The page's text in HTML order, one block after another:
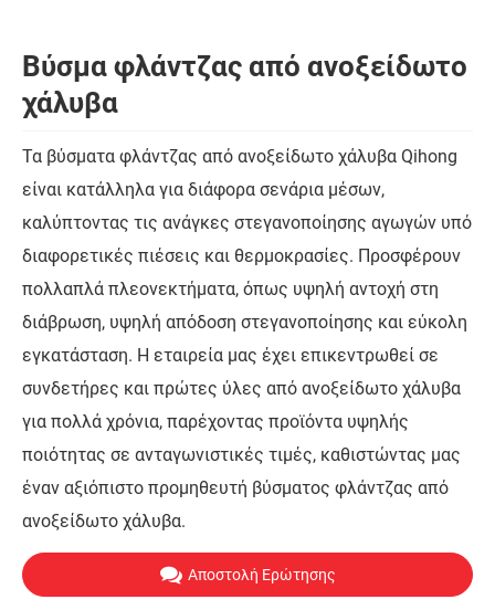
Βύσμα φλάντζας από ανοξείδωτο
χάλυβα
Τα βύσματα φλάντζας από ανοξείδωτο χάλυβα Qihong
είναι κατάλληλα για διάφορα σενάρια μέσων,
καλύπτοντας τις ανάγκες στεγανοποίησης αγωγών υπό
διαφορετικές πιέσεις και θερμοκρασίες. Προσφέρουν
πολλαπλά πλεονεκτήματα, όπως υψηλή αντοχή στη
διάβρωση, υψηλή απόδοση στεγανοποίησης και εύκολη
εγκατάσταση. Η εταιρεία μας έχει επικεντρωθεί σε
συνδετήρες και πρώτες ύλες από ανοξείδωτο χάλυβα
για πολλά χρόνια, παρέχοντας προϊόντα υψηλής
ποιότητας σε ανταγωνιστικές τιμές, καθιστώντας μας
έναν αξιόπιστο προμηθευτή βύσματος φλάντζας από
ανοξείδωτο χάλυβα.
Αποστολή Ερώτησης